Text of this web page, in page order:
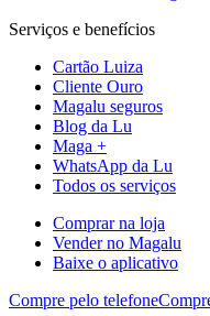
Serviços e benefícios
Cartão Luiza
Cliente Ouro
Magalu seguros
Blog da Lu
Maga +
WhatsApp da Lu
Todos os serviços
Comprar na loja
Vender no Magalu
Baixe o aplicativo
Compre pelo telefone